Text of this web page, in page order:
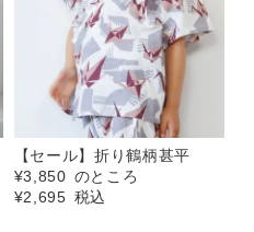
【セール】折り鶴柄甚平
¥3,850 のところ
¥2,695 税込